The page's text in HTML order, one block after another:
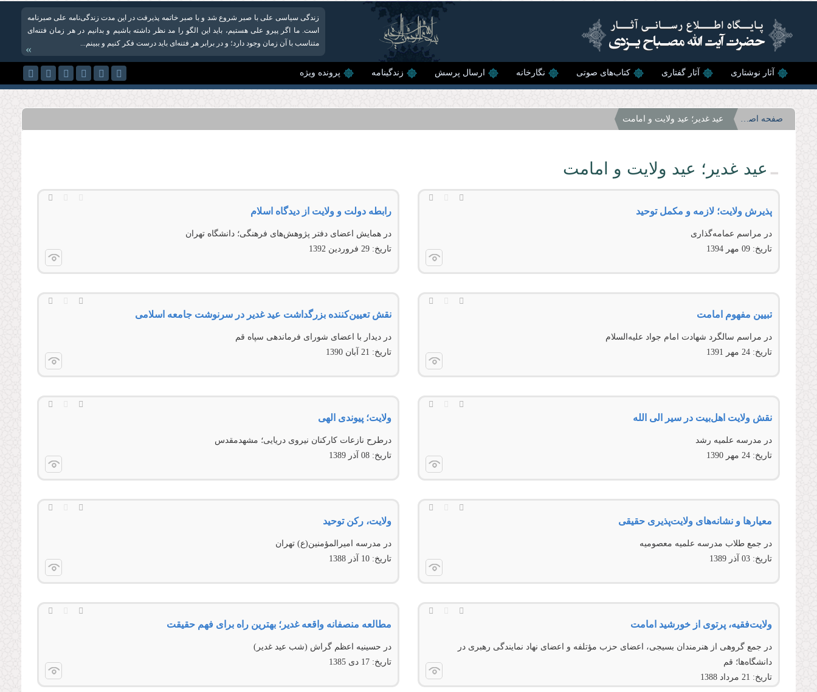
زندگی سیاسی علی با صبر شروع شد و با صبر خاتمه پذیرفت در این مدت زندگی‌نامه علی صبرنامه
است. ما اگر پیرو علی هستیم، باید این الگو را مد نظر داشته باشیم و بدانیم در هر زمان فتنه‌ای
متناسب با آن زمان وجود دارد؛ و در برابر هر فتنه‌ای باید درست فکر کنیم و ببینم...
»
آثار نوشتاری آثار گفتاری کتاب‌های صوتی نگارخانه ارسال پرسش زندگینامه پرونده ویژه
صفحه اصلی عید غدیر؛ عید ولایت و امامت
عید غدیر؛ عید ولایت و امامت
پذيرش ولايت؛ لازمه و مكمل توحيد
در مراسم عمامه‌گذاری
تاریخ: 09 مهر 1394
رابطه دولت و ولایت از دیدگاه اسلام
در همايش اعضای دفتر پژوهش‌های فرهنگی؛ دانشگاه تهران
تاریخ: 29 فروردين 1392
تبیین مفهوم امامت
در مراسم سالگرد شهادت امام جواد عليه‌السلام
تاریخ: 24 مهر 1391
نقش تعیین‌کننده بزرگداشت عید غدیر در سرنوشت جامعه اسلامی
در دیدار با اعضای شورای فرماندهی سپاه قم
تاریخ: 21 آبان 1390
نقش ولایت اهل‌بیت در سیر الی الله
در مدرسه علمیه رشد
تاریخ: 24 مهر 1390
ولایت؛ پیوندی الهی
درطرح نازعات کارکنان نيروی دريايی؛ مشهدمقدس
تاریخ: 08 آذر 1389
معیارها و نشانه‌های ولایت‌پذیری حقیقی
در جمع طلاب مدرسه علمیه معصومیه
تاریخ: 03 آذر 1389
ولایت، ركن توحید
در مدرسه اميرالمؤمنين(ع) تهران
تاریخ: 10 آذر 1388
ولایت‌فقیه، پرتوی از خورشید امامت
در جمع گروهی از هنرمندان بسیجی، اعضای حزب مؤتلفه و اعضای نهاد نمایندگی رهبری در
دانشگاه‌ها؛ قم
تاریخ: 21 مرداد 1388
مطالعه منصفانه واقعه غدیر؛ بهترین راه برای فهم حقیقت
در حسينيه اعظم گراش (شب عيد غدير)
تاریخ: 17 دى 1385